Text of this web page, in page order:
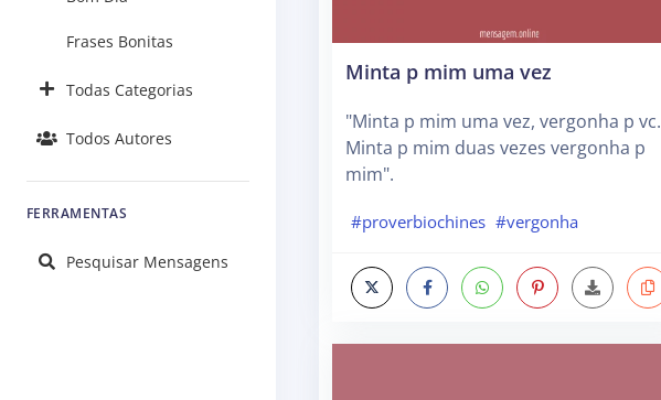
Frases Bonitas
Todas Categorias
Todos Autores
FERRAMENTAS
Pesquisar Mensagens
Minta p mim uma vez
"Minta p mim uma vez, vergonha p vc.
Minta p mim duas vezes vergonha p
mim".
#proverbiochines #vergonha